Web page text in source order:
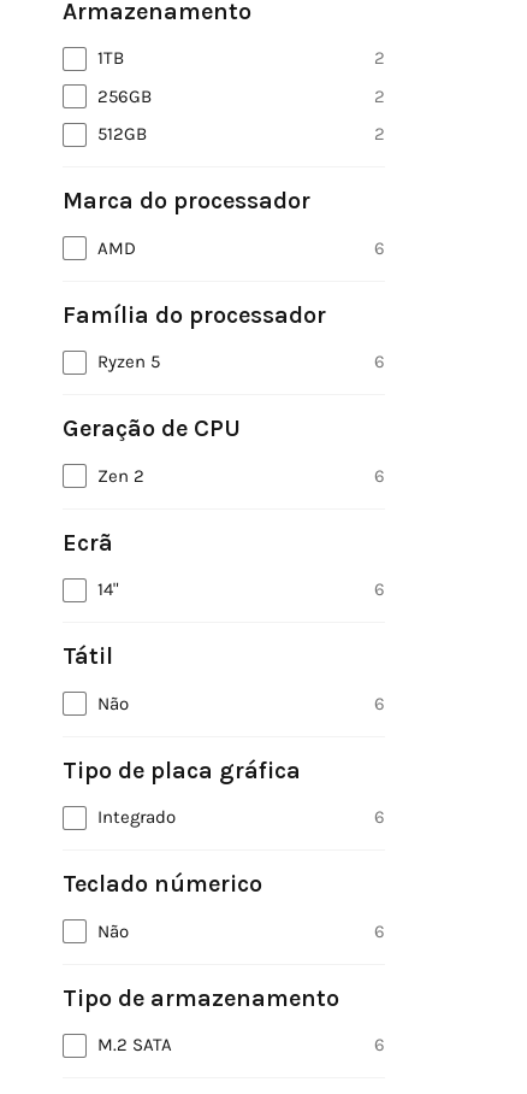
Armazenamento
1TB
2
256GB
2
512GB
2
Marca do processador
AMD 6
Família do processador
Ryzen 5 6
Geração de CPU
Zen 2 6
Ecrã
14" 6
Tátil
Não 6
Tipo de placa gráfica
Integrado 6
Teclado númerico
Não 6
Tipo de armazenamento
M.2 SATA 6